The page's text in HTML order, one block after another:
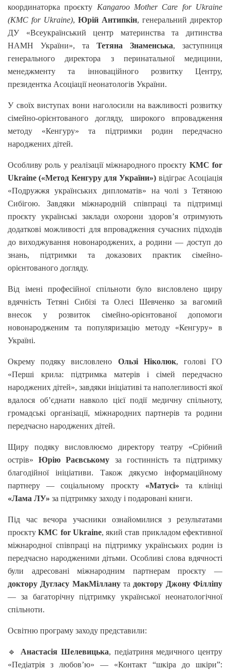
координаторка проєкту Kangaroo Mother Care for Ukraine
(KMC for Ukraine), Юрій Антипкін, генеральний директор
ДУ «Всеукраїнський центр материнства та дитинства
НАМН України», та Тетяна Знаменська, заступниця
генерального директора з перинатальної медицини,
менеджменту та інноваційного розвитку Центру,
президентка Асоціації неонатологів України.
У своїх виступах вони наголосили на важливості розвитку
сімейно-орієнтованого догляду, широкого впровадження
методу «Кенгуру» та підтримки родин передчасно
народжених дітей.
Особливу роль у реалізації міжнародного проєкту KMC for
Ukraine («Метод Кенгуру для України») відіграє Асоціація
«Подружжя українських дипломатів» на чолі з Тетяною
Сибігою. Завдяки міжнародній співпраці та підтримці
проєкту українські заклади охорони здоров’я отримують
додаткові можливості для впровадження сучасних підходів
до виходжування новонароджених, а родини — доступ до
знань, підтримки та доказових практик сімейно-
орієнтованого догляду.
Від імені професійної спільноти було висловлено щиру
вдячність Тетяні Сибізі та Олесі Шевченко за вагомий
внесок у розвиток сімейно-орієнтованої допомоги
новонародженим та популяризацію методу «Кенгуру» в
Україні.
Окрему подяку висловлено Ользі Ніколюк, голові ГО
«Перші крила: підтримка матерів і сімей передчасно
народжених дітей», завдяки ініціативі та наполегливості якої
вдалося об’єднати навколо цієї події медичну спільноту,
громадські організації, міжнародних партнерів та родини
передчасно народжених дітей.
Щиру подяку висловлюємо директору театру «Срібний
острів»Юрію Раєвському за гостинність та підтримку
благодійної ініціативи. Також дякуємо інформаційному
партнеру — соціальному проєкту «Матусі» та клініці
«Лама ЛУ» за підтримку заходу і подаровані книги.
Під час вечора учасники ознайомилися з результатами
проєктуKMC for Ukraine, який став прикладом ефективної
міжнародної співпраці на підтримку українських родин із
передчасно народженими дітьми. Особливі слова вдячності
були адресовані міжнародним партнерам проєкту —
доктору Дугласу МакМілланута доктору Джону Філліпу
— за багаторічну підтримку української неонатологічної
спільноти.
Освітню програму заходу представили:
🔹 Анастасія Шелевицька, педіатриня медичного центру
«Педіатрія з любов’ю» — «Контакт “шкіра до шкіри”: